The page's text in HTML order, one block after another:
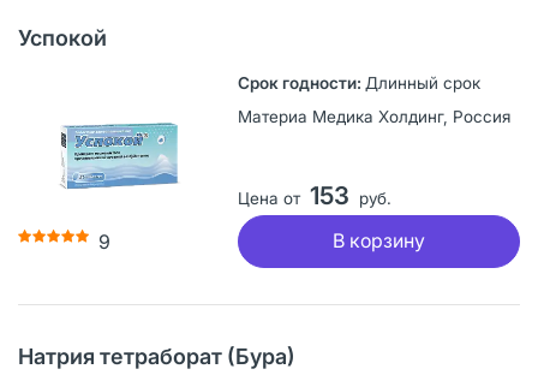
Успокой
9
Длинный срок
Материа Медика Холдинг, Россия
Цена от 153 руб.
В корзину
Натрия тетраборат (Бура)